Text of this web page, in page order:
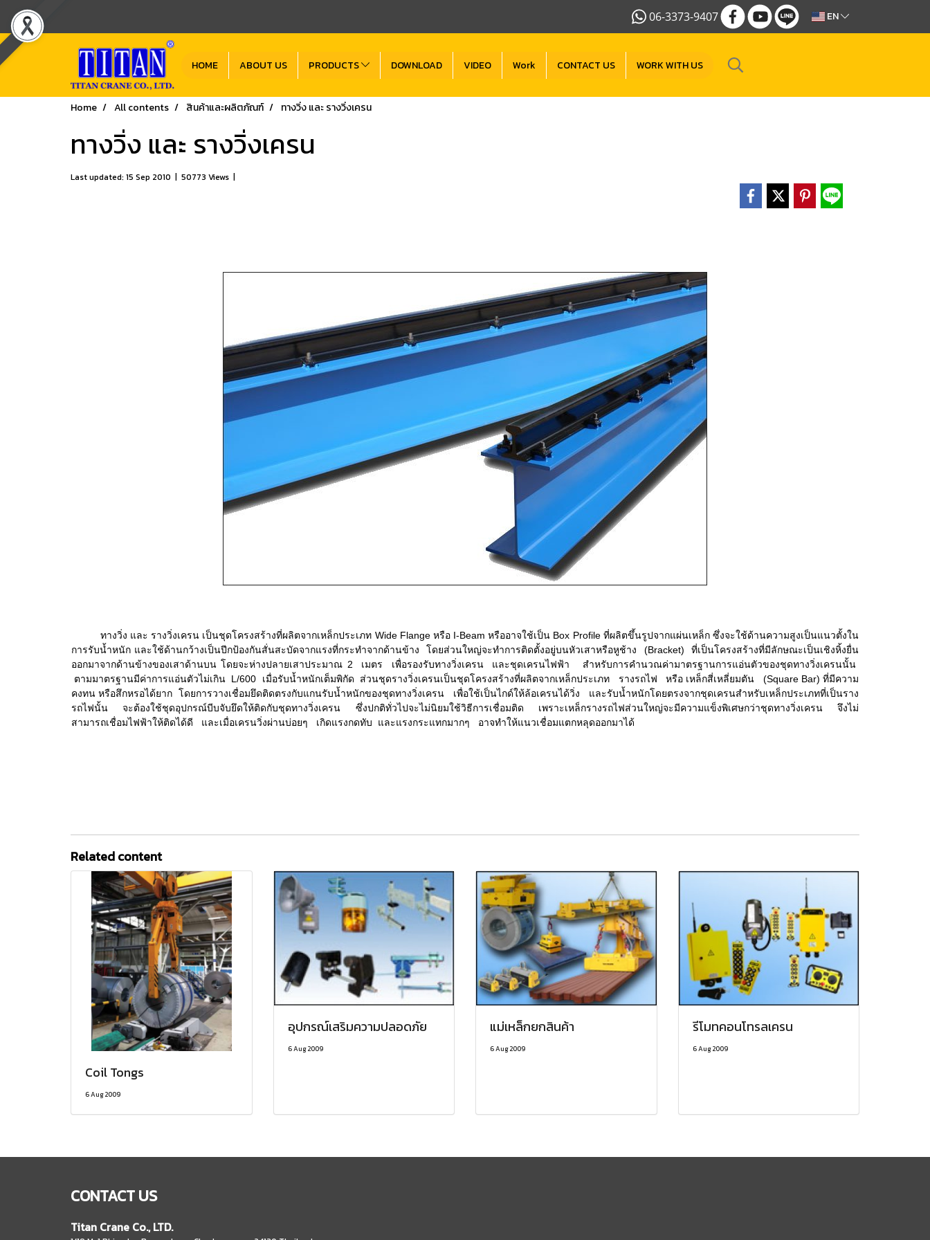
06-3373-9407 EN
HOME ABOUT US PRODUCTS DOWNLOAD VIDEO Work CONTACT US WORK WITH US
Home All contents สินค้าและผลิตภัณฑ์ ทางวิ่ง และ รางวิ่งเครน
ทางวิ่ง และ รางวิ่งเครน
Last updated: 15 Sep 2010 | 50773 Views |
ทางวิ่ง และ รางวิ่งเครน เป็นชุดโครงสร้างที่ผลิตจากเหล็กประเภท Wide Flange หรือ I-Beam หรืออาจใช้เป็น Box Profile ที่ผลิตขึ้นรูปจากแผ่นเหล็ก ซึ่งจะใช้ด้านความสูงเป็นแนวตั้งใน
การรับน้ำหนัก และใช้ด้านกว้างเป็นปีกป้องกันสั่นสะบัดจากแรงที่กระทำจากด้านข้าง โดยส่วนใหญ่จะทำการติดตั้งอยู่บนหัวเสาหรือหูช้าง (Bracket) ที่เป็นโครงสร้างที่มีลักษณะเป็นเชิงหิ้งยื่น
ออกมาจากด้านข้างของเสาด้านบน โดยจะห่างปลายเสาประมาณ 2 เมตร เพื่อรองรับทางวิ่งเครน และชุดเครนไฟฟ้า สำหรับการคำนวณค่ามาตรฐานการแอ่นตัวของชุดทางวิ่งเครนนั้น
ตามมาตรฐานมีค่าการแอ่นตัวไม่เกิน L/600 เมื่อรับน้ำหนักเต็มพิกัด ส่วนชุดรางวิ่งเครนเป็นชุดโครงสร้างที่ผลิตจากเหล็กประเภท รางรถไฟ หรือ เหล็กสี่เหลี่ยมตัน (Square Bar) ที่มีความ
คงทน หรือสึกหรอได้ยาก โดยการวางเชื่อมยึดติดตรงกับแกนรับน้ำหนักของชุดทางวิ่งเครน เพื่อใช้เป็นไกด์ให้ล้อเครนได้วิ่ง และรับน้ำหนักโดยตรงจากชุดเครนสำหรับเหล็กประเภทที่เป็นราง
รถไฟนั้น จะต้องใช้ชุดอุปกรณ์บีบจับยึดให้ติดกับชุดทางวิ่งเครน ซึ่งปกติทั่วไปจะไม่นิยมใช้วิธีการเชื่อมติด เพราะเหล็กรางรถไฟส่วนใหญ่จะมีความแข็งพิเศษกว่าชุดทางวิ่งเครน จึงไม่
สามารถเชื่อมไฟฟ้าให้ติดได้ดี และเมื่อเครนวิ่งผ่านบ่อยๆ เกิดแรงกดทับ และแรงกระแทกมากๆ อาจทำให้แนวเชื่อมแตกหลุดออกมาได้
Related content
Coil Tongs
6 Aug 2009
อุปกรณ์เสริมความปลอดภัย
6 Aug 2009
แม่เหล็กยกสินค้า
6 Aug 2009
รีโมทคอนโทรลเครน
6 Aug 2009
CONTACT US
Titan Crane Co., LTD.